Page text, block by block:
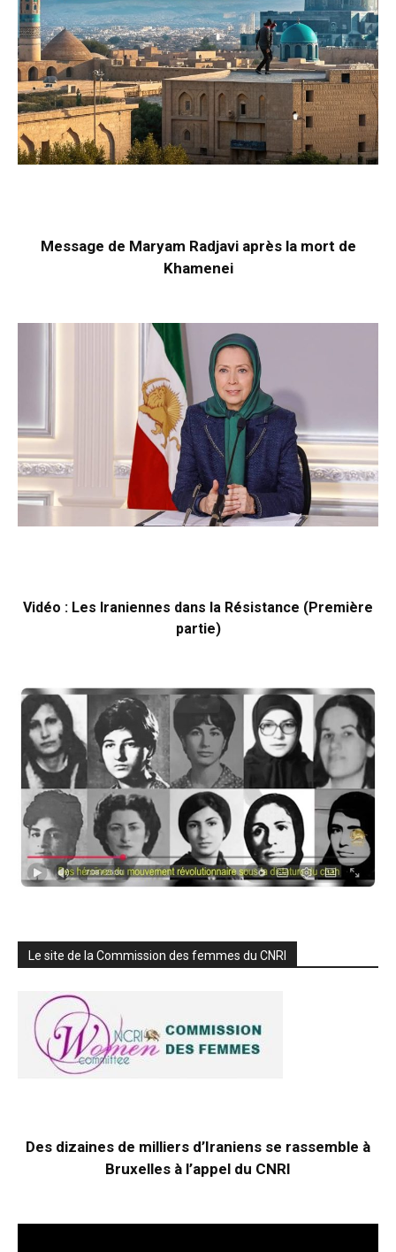
Message de Maryam Radjavi après la mort de
Khamenei
Vidéo : Les Iraniennes dans la Résistance (Première
partie)
Le site de la Commission des femmes du CNRI
Des dizaines de milliers d’Iraniens se rassemble à
Bruxelles à l’appel du CNRI